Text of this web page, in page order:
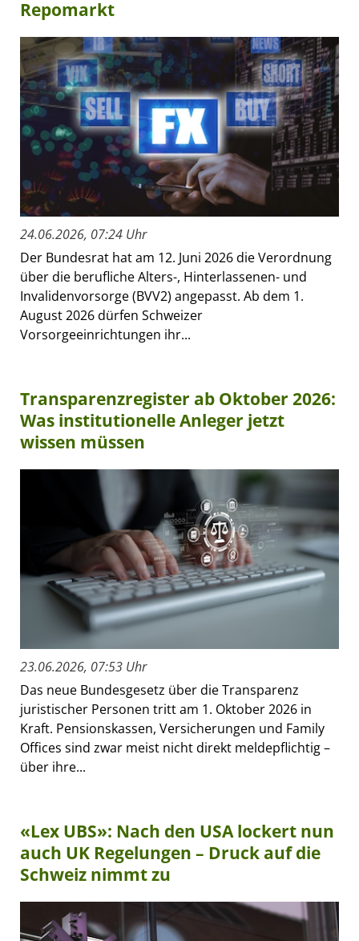
Repomarkt
24.06.2026, 07:24 Uhr
Der Bundesrat hat am 12. Juni 2026 die Verordnung
über die berufliche Alters-, Hinterlassenen- und
Invalidenvorsorge (BVV2) angepasst. Ab dem 1.
August 2026 dürfen Schweizer
Vorsorgeeinrichtungen ihr...
Transparenzregister ab Oktober 2026:
Was institutionelle Anleger jetzt
wissen müssen
23.06.2026, 07:53 Uhr
Das neue Bundesgesetz über die Transparenz
juristischer Personen tritt am 1. Oktober 2026 in
Kraft. Pensionskassen, Versicherungen und Family
Offices sind zwar meist nicht direkt meldepflichtig –
über ihre...
«Lex UBS»: Nach den USA lockert nun
auch UK Regelungen – Druck auf die
Schweiz nimmt zu